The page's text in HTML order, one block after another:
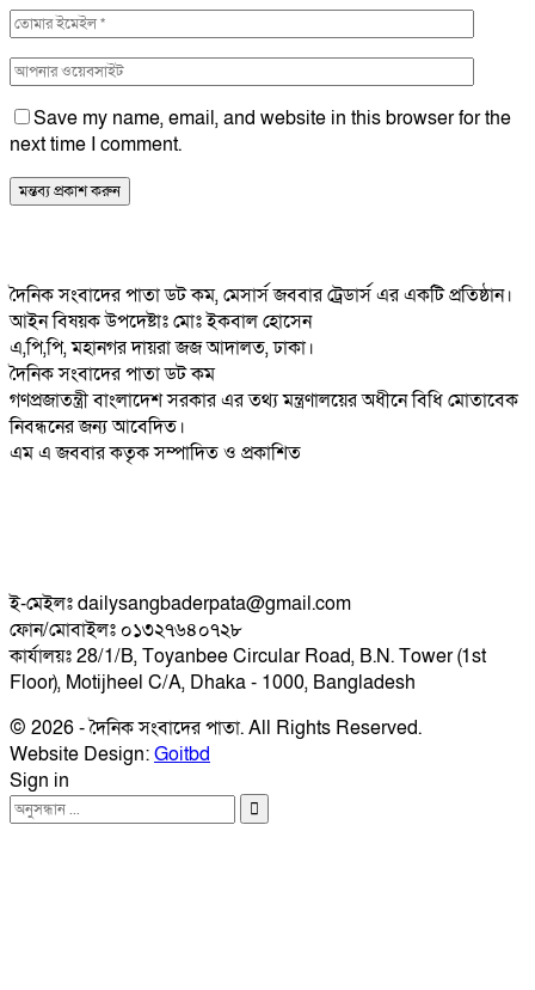
Save my name, email, and website in this browser for the
next time I comment.
দৈনিক সংবাদের পাতা ডট কম, মেসার্স জববার ট্রেডার্স এর একটি প্রতিষ্ঠান।
আইন বিষয়ক উপদেষ্টাঃ মোঃ ইকবাল হোসেন
এ,পি,পি, মহানগর দায়রা জজ আদালত, ঢাকা।
দৈনিক সংবাদের পাতা ডট কম
গণপ্রজাতন্ত্রী বাংলাদেশ সরকার এর তথ্য মন্ত্রণালয়ের অধীনে বিধি মোতাবেক
নিবন্ধনের জন্য আবেদিত।
এম এ জববার কতৃক সম্পাদিত ও প্রকাশিত
ই-মেইলঃ dailysangbaderpata@gmail.com
ফোন/মোবাইলঃ ০১৩২৭৬৪০৭২৮
কার্যালয়ঃ 28/1/B, Toyanbee Circular Road, B.N. Tower (1st
Floor), Motijheel C/A, Dhaka - 1000, Bangladesh
© 2026 - দৈনিক সংবাদের পাতা. All Rights Reserved.
Website Design:Goitbd
Sign in